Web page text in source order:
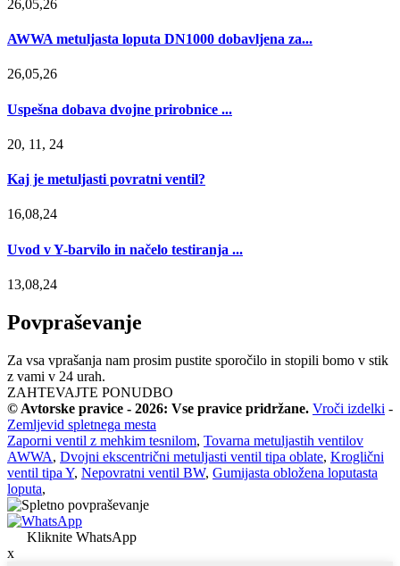
26,05,26
AWWA metuljasta loputa DN1000 dobavljena za...
26,05,26
Uspešna dobava dvojne prirobnice ...
20, 11, 24
Kaj je metuljasti povratni ventil?
16,08,24
Uvod v Y-barvilo in načelo testiranja ...
13,08,24
Povpraševanje
Za vsa vprašanja nam prosim pustite sporočilo in stopili bomo v stik
z vami v 24 urah.
ZAHTEVAJTE PONUDBO
© Avtorske pravice - 2026: Vse pravice pridržane. Vroči izdelki -
Zemljevid spletnega mesta
Zaporni ventil z mehkim tesnilom, Tovarna metuljastih ventilov
AWWA, Dvojni ekscentrični metuljasti ventil tipa oblate, Kroglični
ventil tipa Y, Nepovratni ventil BW, Gumijasta obložena loputasta
loputa,
Kliknite WhatsApp
x